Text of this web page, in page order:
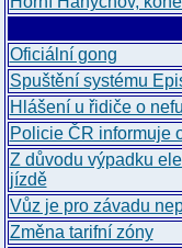
Oficiální gong
Spuštění systému
Hlášení u řidiče o
Policie ČR informuje
Z důvodu výpadku
jízdě
Vůz je pro závadu
Změna tarifní zóny